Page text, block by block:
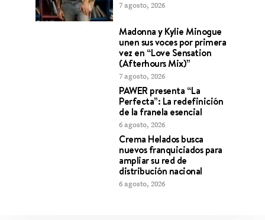
7 agosto, 2026
Madonna y Kylie Minogue
unen sus voces por primera
vez en “Love Sensation
(Afterhours Mix)”
7 agosto, 2026
PAWER presenta “La
Perfecta”: La redefinición
de la franela esencial
6 agosto, 2026
Crema Helados busca
nuevos franquiciados para
ampliar su red de
distribución nacional
6 agosto, 2026